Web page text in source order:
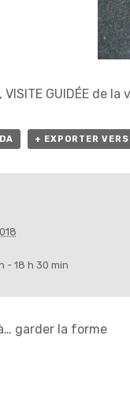
GUIDÉE de
+ EXPORTER
- 18 h 30 min
garder la forme